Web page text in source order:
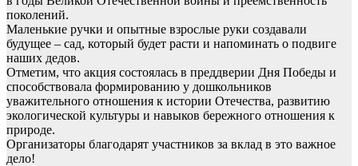
поколений.
Маленькие ручки и опытные взрослые руки создавали
будущее – сад, который будет расти и напоминать о подвиге
наших дедов.
Отметим, что акция состоялась в преддверии Дня Победы и
способствовала формированию у дошкольников
уважительного отношения к истории Отечества, развитию
экологической культуры и навыков бережного отношения к
природе.
Организаторы благодарят участников за вклад в это важное
дело!